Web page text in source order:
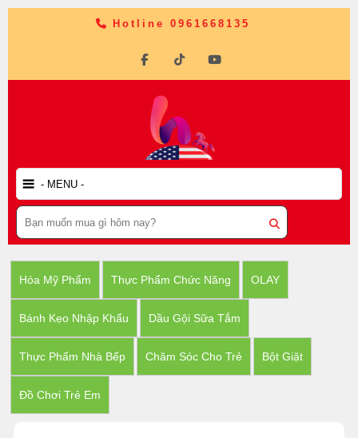
Hotline 0961668135
Hóa Mỹ Phẩm Thực Phẩm Chức Năng OLAY
Bánh Kẹo Nhập Khẩu Dầu Gội Sữa Tắm
Thực Phẩm Nhà Bếp Chăm Sóc Cho Trẻ Bột Giặt
Đồ Chơi Trẻ Em